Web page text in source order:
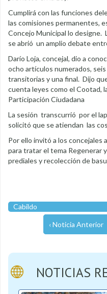
Cumplirá con las funciones
las comisiones permanentes,
Concejo Municipal lo designe.
se abrió un amplio debate
Darío Loja, concejal, dio a
ocho artículos numerados,
transitorias y una final. Dijo
cuenta leyes como el Cootad,
Participación Ciudadana
La sesión transcurrió por el
solicitó que se atiendan las
Por ello invitó a los concejales
para tratar el tema Regenerar
prediales y recolección de
Cabildo
‹ Noticia Anterior
NOTICIAS